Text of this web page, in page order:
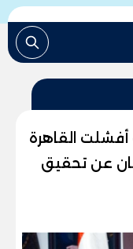
القاهرة
عن تحقيق